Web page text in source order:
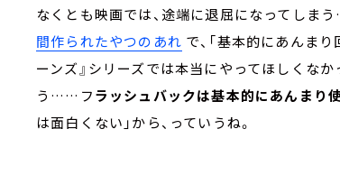
なくとも映画では、途端に退屈になってしま
間作られたやつのあれ で、「基本的にあんま
ーンズ』シリーズでは本当にやってほしくなか
う……フラッシュバックは基本的にあんまり
は面白くない」から、っていうね。